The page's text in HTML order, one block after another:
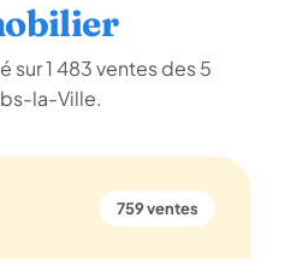
sur 1 483 ventes des 5
la-Ville.
759 ventes